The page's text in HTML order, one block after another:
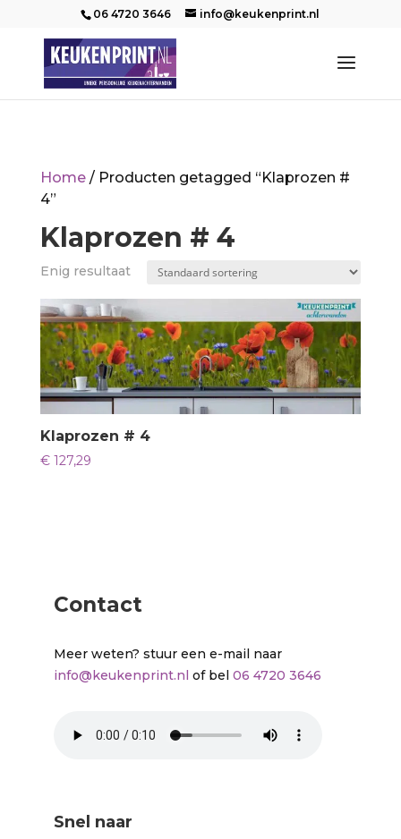
06 4720 3646 info@keukenprint.nl
Home/ Producten getagged “Klaprozen #
4”
Klaprozen # 4
Enig resultaat
Klaprozen # 4
€127,29
Contact
Meer weten? stuur een e-mail naar
info@keukenprint.nl of bel 06 4720 3646
Snel naar